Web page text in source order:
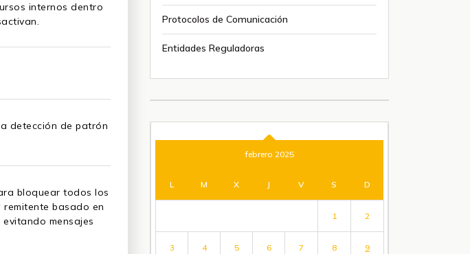
internos dentro
detección de patrón
bloquear todos los
remitente basado en
mensajes
Protocolos de Comunicación
Entidades Reguladoras
febrero 2025
L M X J V S D
1 2
3 4 5 6 7 8 9